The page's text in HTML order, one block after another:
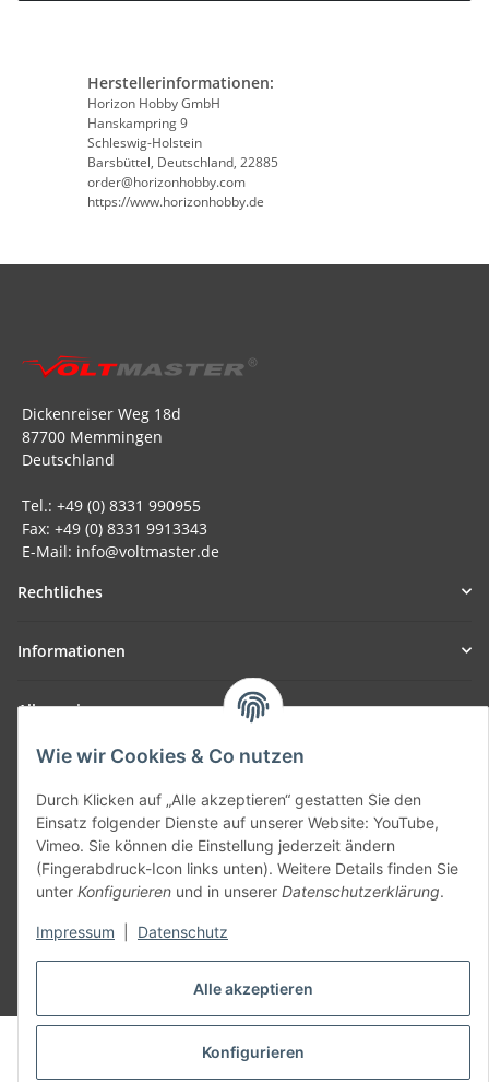
Alle akzeptieren
Konfigurieren
Wie wir Cookies & Co nutzen
Durch Klicken auf „Alle akzeptieren“ gestatten Sie den
Einsatz folgender Dienste auf unserer Website: YouTube,
Vimeo. Sie können die Einstellung jederzeit ändern
(Fingerabdruck-Icon links unten). Weitere Details finden Sie
unter Konfigurieren und in unserer Datenschutzerklärung.
Impressum Datenschutz
Herstellerinformationen:
Horizon Hobby GmbH
Hanskampring 9
Schleswig-Holstein
Barsbüttel, Deutschland, 22885
order@horizonhobby.com
https://www.horizonhobby.de
Dickenreiser Weg 18d
87700 Memmingen
Deutschland
Tel.: +49 (0) 8331 990955
Fax: +49 (0) 8331 9913343
E-Mail: info@voltmaster.de
Rechtliches
Informationen
Allgemein
Teil unseres Netzwerks:
SmoliTec - Safety. Simplified. Worldwide. ( B2B Shop )
Vertrag widerrufen
* Alle Preise inkl. gesetzlicher USt., zzgl.Versand
© voltmaster.de
Powered byJTL-Shop